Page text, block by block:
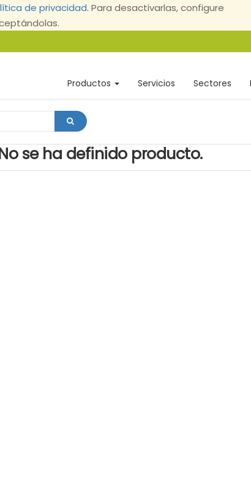
de privacidad. Para desactivarlas, configure
Productos Servicios Sectores
se ha definido producto.